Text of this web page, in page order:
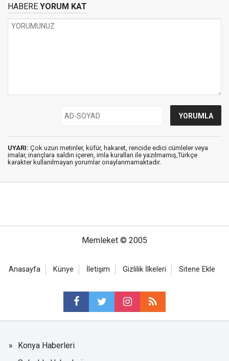
HABERE YORUM KAT
UYARI: Çok uzun metinler, küfür, hakaret, rencide edici cümleler veya
imalar, inançlara saldırı içeren, imla kuralları ile yazılmamış,Türkçe
karakter kullanılmayan yorumlar onaylanmamaktadır.
Memleket © 2005
Anasayfa Künye İletişim Gizlilik İlkeleri Sitene Ekle
Konya Haberleri